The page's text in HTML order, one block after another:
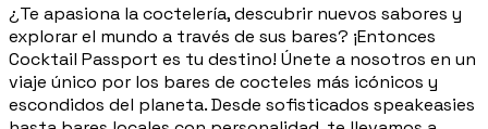
¿Te apasiona la coctelería, descubrir nuevos sabores y
explorar el mundo a través de sus bares? ¡Entonces
Cocktail Passport es tu destino! Únete a nosotros en un
viaje único por los bares de cocteles más icónicos y
escondidos del planeta. Desde sofisticados speakeasies